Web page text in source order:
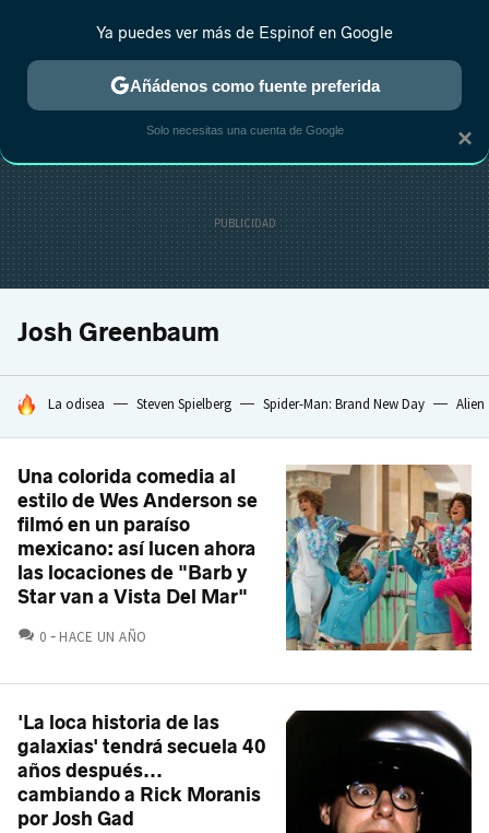
ESTRENOS REALITY ANIME RANKINGS CINE
Josh Greenbaum
HOY SE HABLA DE
La odisea Steven Spielberg Spider-Man: Brand New Day Alien
Una colorida comedia al
estilo de Wes Anderson se
filmó en un paraíso
mexicano: así lucen ahora
las locaciones de "Barb y
Star van a Vista Del Mar"
0 COMENTARIOS
HACE UN AÑO
'La loca historia de las
galaxias' tendrá secuela 40
años después...
cambiando a Rick Moranis
por Josh Gad
×
Ya puedes ver más de Espinof en Google
Añádenos como fuente preferida
Solo necesitas una cuenta de Google